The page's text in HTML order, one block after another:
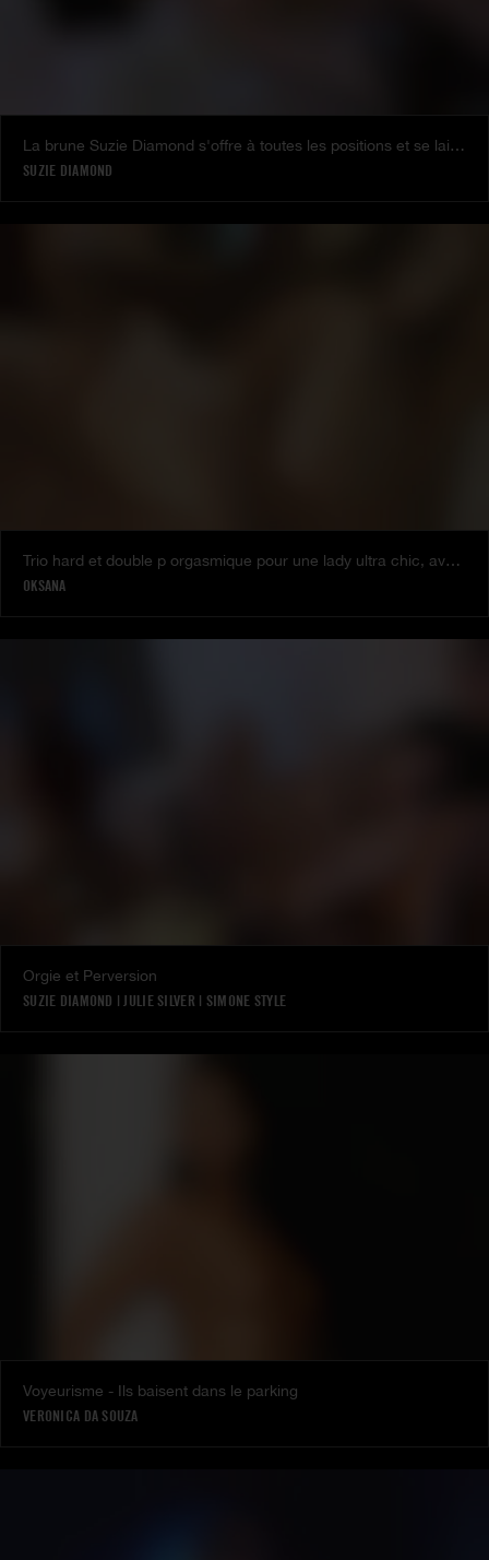
La brune Suzie Diamond s'offre à toutes les positions et se laisse prendre en talons par l'etalon Ian Scott
SUZIE DIAMOND
Trio hard et double p orgasmique pour une lady ultra chic, avec la pulpeuse et toujours chaude Oksana
OKSANA
Orgie et Perversion
SUZIE DIAMOND | JULIE SILVER | SIMONE STYLE
Voyeurisme - Ils baisent dans le parking
VERONICA DA SOUZA